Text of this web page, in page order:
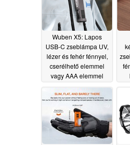
Wuben X5: Lapos
USB-C zseblámpa UV,
lézer és fehér fénnyel,
cserélhető elemmel
vagy AAA elemmel
06/10/2026